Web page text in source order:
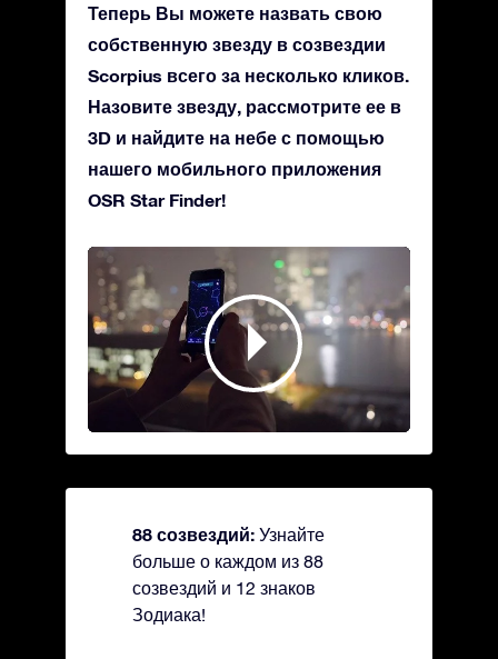
Теперь Вы можете назвать свою
собственную звезду в созвездии
Scorpius всего за несколько кликов.
Назовите звезду, рассмотрите ее в
3D и найдите на небе с помощью
нашего мобильного приложения
OSR Star Finder!
88 созвездий: Узнайте
больше о каждом из 88
созвездий и 12 знаков
Зодиака!